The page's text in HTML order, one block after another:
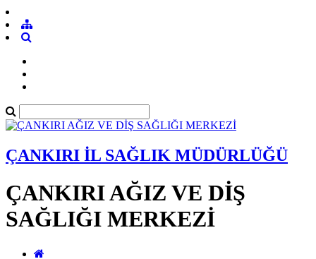
ÇANKIRI İL SAĞLIK MÜDÜRLÜĞÜ
ÇANKIRI AĞIZ VE DİŞ
SAĞLIĞI MERKEZİ